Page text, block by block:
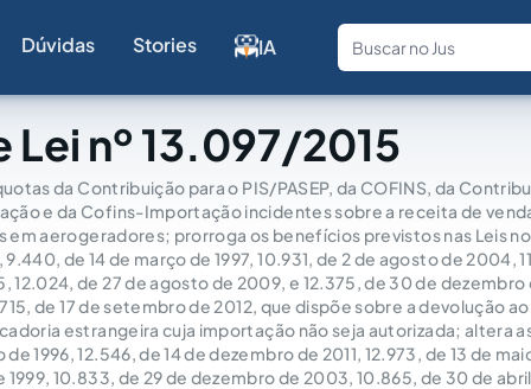
Dúvidas Stories IA
Fale com
Lei nº 13.097/2015
da Contribuição para o PIS/PASEP, da COFINS, da
e da Cofins-Importação incidentes sobre a receita de
em aerogeradores; prorroga os benefícios previstos nas Leis
de 14 de março de 1997, 10.931, de 2 de agosto de 2004,
12.024, de 27 de agosto de 2009, e 12.375, de 30 de dezembro
de 17 de setembro de 2012, que dispõe sobre a devolução
estrangeira cuja importação não seja autorizada; altera
1996, 12.546, de 14 de dezembro de 2011, 12.973, de 13 de
10.833, de 29 de dezembro de 2003, 10.865, de 30 de